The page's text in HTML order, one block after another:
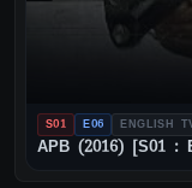
S01 E06 ENGLISH
APB (2016) [S01 :